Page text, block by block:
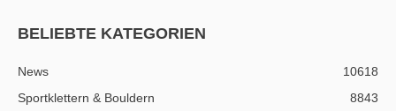
BELIEBTE KATEGORIEN
News
10618
Sportklettern & Bouldern
8843